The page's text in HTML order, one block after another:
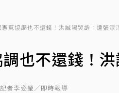
憲幫協調也不還錢！洪誠陽哭訴：遭張淳
也不還錢！
者李姿瑩／即時報導